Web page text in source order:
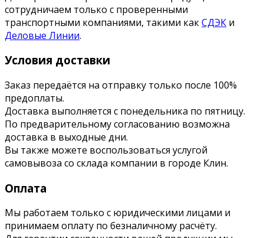
сотрудничаем только с проверенными
транспортными компаниями, такими какСДЭК и
Деловые Линии.
Условия доставки
Заказ передаётся на отправку только после 100%
предоплаты.
Доставка выполняется с понедельника по пятницу.
По предварительному согласованию возможна
доставка в выходные дни.
Вы также можете воспользоваться услугой
самовывоза со склада компании в городе Клин.
Оплата
Мы работаем только с юридическими лицами и
принимаем оплату по безналичному расчёту.